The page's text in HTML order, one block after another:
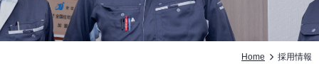
Home 採用情報